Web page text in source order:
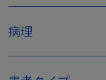
病理